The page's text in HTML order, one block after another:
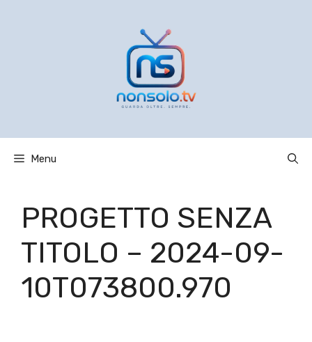
Menu
PROGETTO SENZA
TITOLO – 2024-09-
10T073800.970